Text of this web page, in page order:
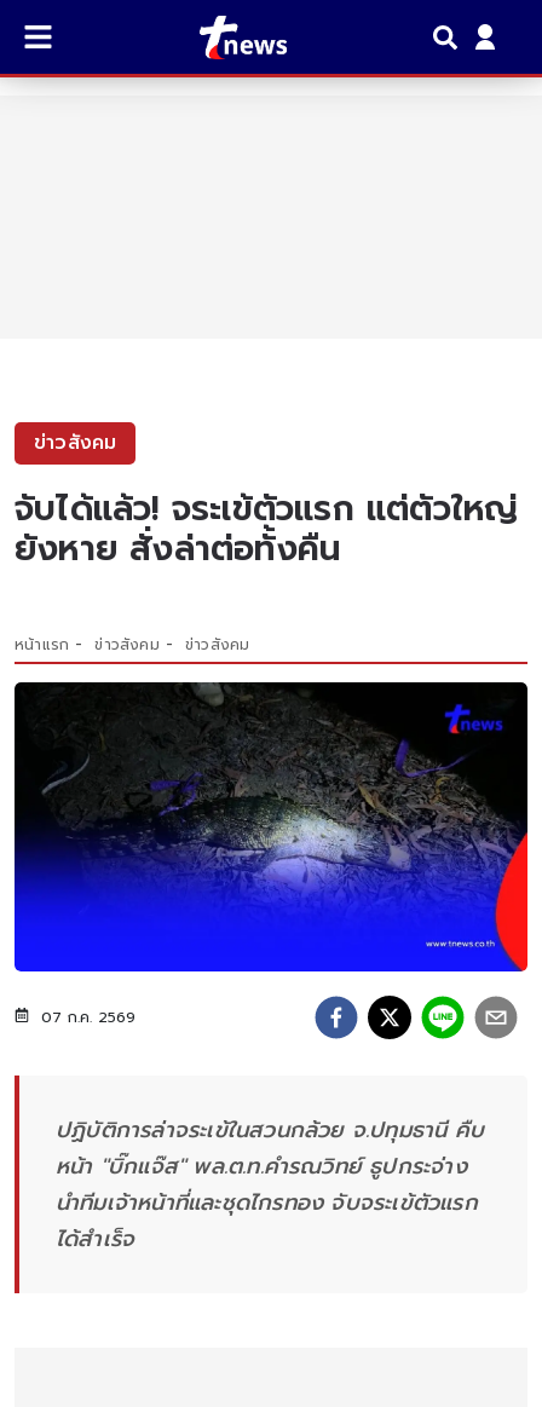
ข่าวสังคม
จับได้แล้ว! จระเข้ตัวแรก แต่ตัวใหญ่
ยังหาย สั่งล่าต่อทั้งคืน
หน้าแรก ข่าวสังคม ข่าวสังคม
07 ก.ค. 2569
ปฏิบัติการล่าจระเข้ในสวนกล้วย จ.ปทุมธานี คืบ
หน้า "บิ๊กแจ๊ส" พล.ต.ท.คำรณวิทย์ ธูปกระจ่าง
นำทีมเจ้าหน้าที่และชุดไกรทอง จับจระเข้ตัวแรก
ได้สำเร็จ